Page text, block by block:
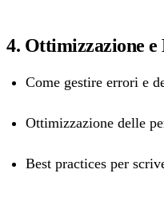
4. Ottimizzazione e
Come gestire errori e
Ottimizzazione delle
Best practices per